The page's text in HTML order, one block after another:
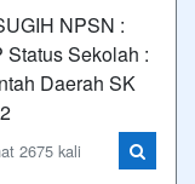
NPSN :
Sekolah :
Daerah SK
2675 kali